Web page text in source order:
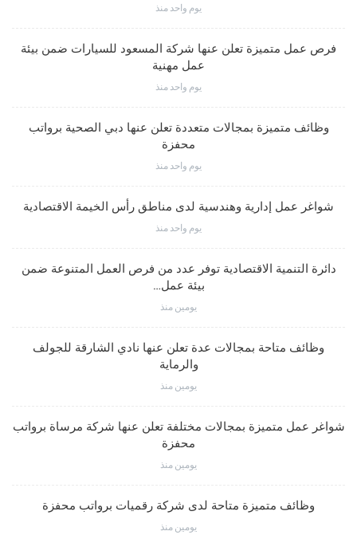
يوم واحد منذ
فرص عمل متميزة تعلن عنها شركة المسعود للسيارات ضمن بيئة
عمل مهنية
يوم واحد منذ
وظائف متميزة بمجالات متعددة تعلن عنها دبي الصحية برواتب
محفزة
يوم واحد منذ
شواغر عمل إدارية وهندسية لدى مناطق رأس الخيمة الاقتصادية
يوم واحد منذ
دائرة التنمية الاقتصادية توفر عدد من فرص العمل المتنوعة ضمن
بيئة عمل…
يومين منذ
وظائف متاحة بمجالات عدة تعلن عنها نادي الشارقة للجولف
والرماية
يومين منذ
شواغر عمل متميزة بمجالات مختلفة تعلن عنها شركة مرساة برواتب
محفزة
يومين منذ
وظائف متميزة متاحة لدى شركة رقميات برواتب محفزة
يومين منذ